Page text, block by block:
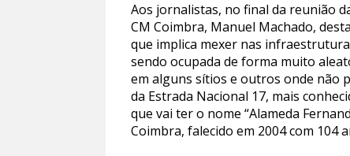
Aos jornalistas, no final da reunião
CM Coimbra, Manuel Machado,
que implica mexer nas
sendo ocupada de forma muito
em alguns sítios e outros onde não
da Estrada Nacional 17, mais
que vai ter o nome “Alameda
Coimbra, falecido em 2004 com 104